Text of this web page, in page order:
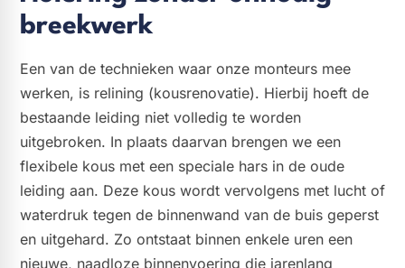
breekwerk
Een van de technieken waar onze monteurs mee
werken, is relining (kousrenovatie). Hierbij hoeft de
bestaande leiding niet volledig te worden
uitgebroken. In plaats daarvan brengen we een
flexibele kous met een speciale hars in de oude
leiding aan. Deze kous wordt vervolgens met lucht of
waterdruk tegen de binnenwand van de buis geperst
en uitgehard. Zo ontstaat binnen enkele uren een
nieuwe, naadloze binnenvoering die jarenlang